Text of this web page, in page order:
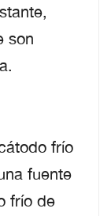
son
frío
fuente
frío de